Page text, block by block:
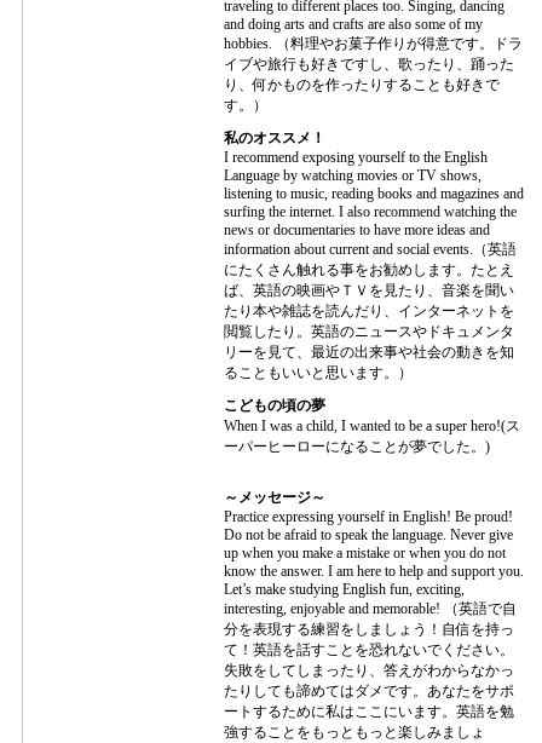
traveling to different places too. Singing, dancing
and doing arts and crafts are also some of my
hobbies. （料理やお菓子作りが得意です。ドラ
イブや旅行も好きですし、歌ったり、踊った
り、何かものを作ったりすることも好きで
す。）
私のオススメ！
I recommend exposing yourself to the English
Language by watching movies or TV shows,
listening to music, reading books and magazines and
surfing the internet. I also recommend watching the
news or documentaries to have more ideas and
information about current and social events.（英語
にたくさん触れる事をお勧めします。たとえ
ば、英語の映画やＴＶを見たり、音楽を聞い
たり本や雑誌を読んだり、インターネットを
閲覧したり。英語のニュースやドキュメンタ
リーを見て、最近の出来事や社会の動きを知
ることもいいと思います。）
こどもの頃の夢
When I was a child, I wanted to be a super hero!(ス
ーパーヒーローになることが夢でした。)
～メッセージ～
Practice expressing yourself in English! Be proud!
Do not be afraid to speak the language. Never give
up when you make a mistake or when you do not
know the answer. I am here to help and support you.
Let’s make studying English fun, exciting,
interesting, enjoyable and memorable! （英語で自
分を表現する練習をしましょう！自信を持っ
て！英語を話すことを恐れないでください。
失敗をしてしまったり、答えがわからなかっ
たりしても諦めてはダメです。あなたをサポ
ートするために私はここにいます。英語を勉
強することをもっともっと楽しみましょ